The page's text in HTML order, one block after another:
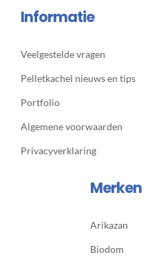
Informatie
Veelgestelde vragen
Pelletkachel nieuws en tips
Portfolio
Algemene voorwaarden
Privacyverklaring
Merken
Arikazan
Biodom